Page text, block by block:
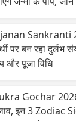
Sankranti
पर बन रहा दुर्लभ
और पूजा विधि
Gochar
इन 3 Zodiac